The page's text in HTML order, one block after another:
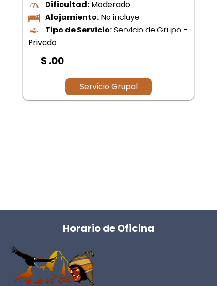
Personas
Dificultad:Moderado
Alojamiento:No incluye
Tipo de Servicio:
Privado
Servicio Grupal
Horario de Oficina